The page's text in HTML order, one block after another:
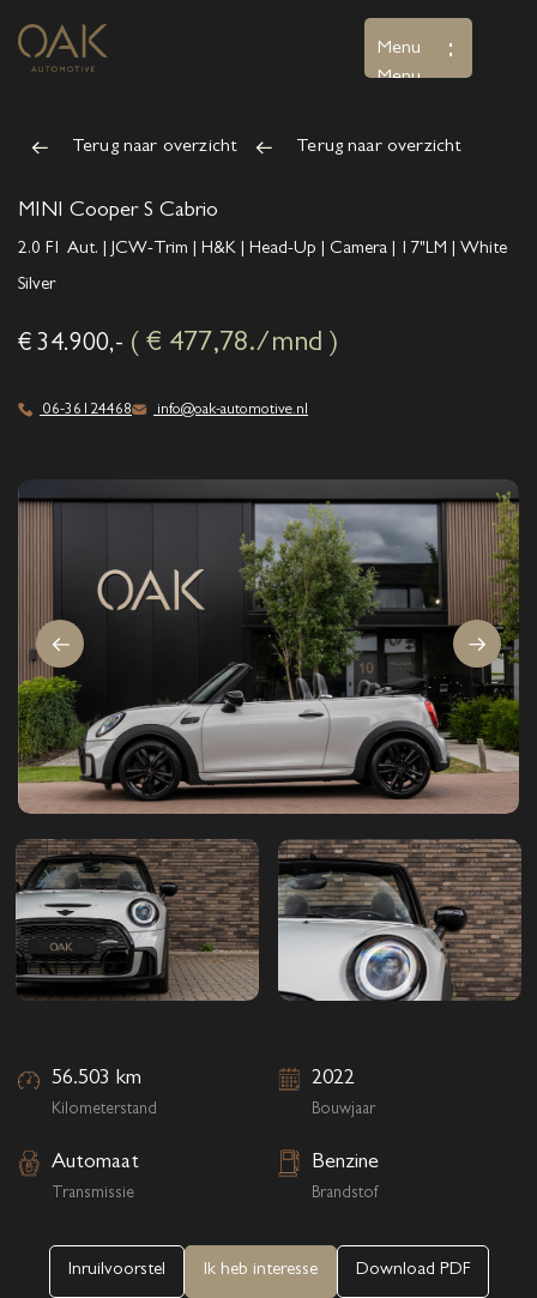
Menu
Menu
Aanbod
Contact
Terug naar overzicht Terug naar overzicht
MINI Cooper S Cabrio
2.0 F1 Aut. | JCW-Trim | H&K | Head-Up | Camera | 17"LM | White
Silver
06-36124468 info@oak-automotive.nl
€ 34.900,- ( € 477,78./mnd )
56.503 km
Kilometerstand
2022
Bouwjaar
Automaat
Transmissie
Benzine
Brandstof
Inruilvoorstel Ik heb interesse Download PDF